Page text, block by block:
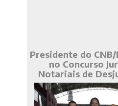
Presidente do
no Concurso
Notariais de